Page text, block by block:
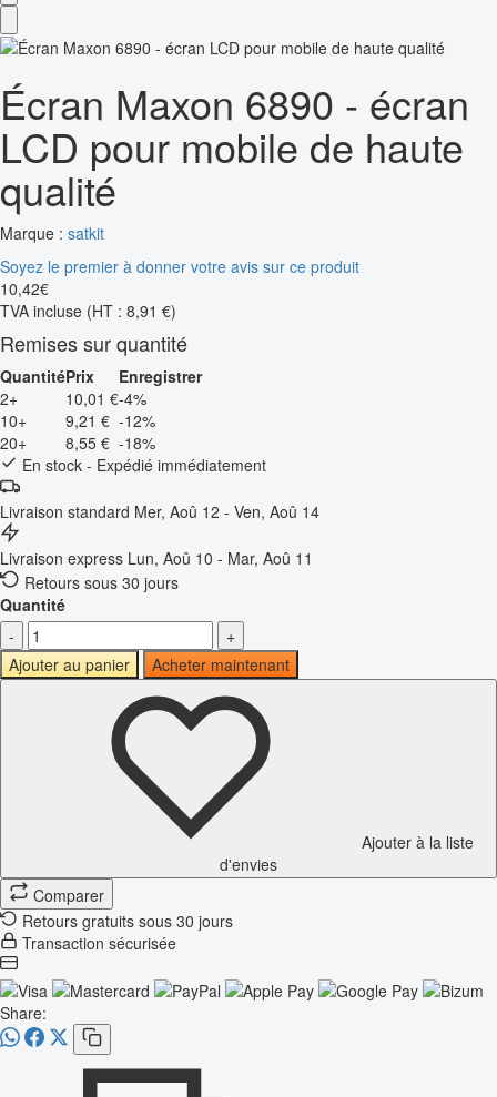
Écran Maxon 6890 - écran
LCD pour mobile de haute
qualité
Marque : satkit
Soyez le premier à donner votre avis sur ce produit
10,42€
TVA incluse (HT : 8,91 €)
Remises sur quantité
QuantitéPrix
Enregistrer
2+
10,01 €-4%
10+
9,21 € -12%
20+
8,55 € -18%
En stock - Expédié immédiatement
Livraison standard Mer, Aoû 12 - Ven, Aoû 14
Livraison express Lun, Aoû 10 - Mar, Aoû 11
Retours sous 30 jours
Quantité
-
+
Ajouter au panier
Acheter maintenant
Ajouter à la liste
d'envies
Comparer
Retours gratuits sous 30 jours
Transaction sécurisée
Share: